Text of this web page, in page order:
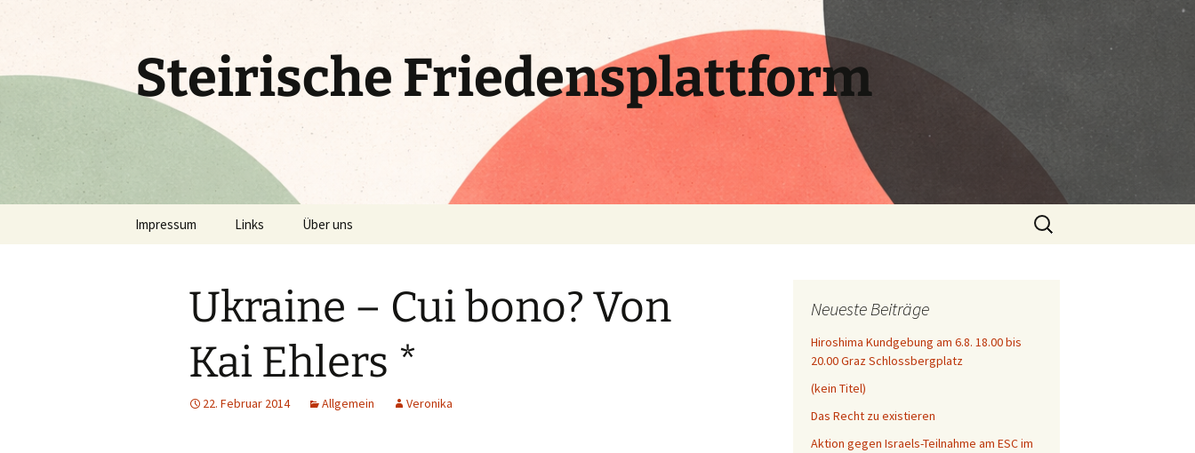
Steirische Friedensplattform
Impressum Links Über uns
Suchen
nach:
Ukraine – Cui bono? Von
Kai Ehlers *
22. Februar 2014 Allgemein Veronika
Neueste Beiträge
Hiroshima Kundgebung am 6.8. 18.00 bis
20.00 Graz Schlossbergplatz
(kein Titel)
Das Recht zu existieren
Aktion gegen Israels-Teilnahme am ESC im